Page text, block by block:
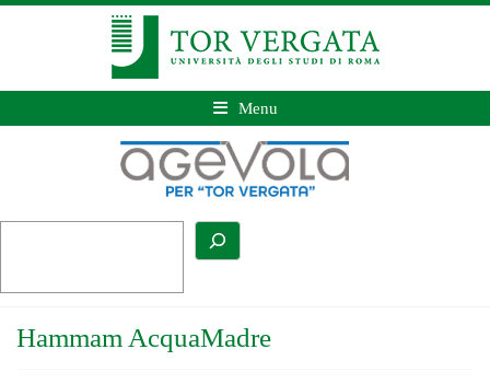
Menu
Hammam AcquaMadre